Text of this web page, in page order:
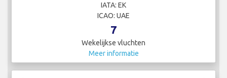
IATA: EK
ICAO: UAE
7
Wekelijkse vluchten
Meer informatie